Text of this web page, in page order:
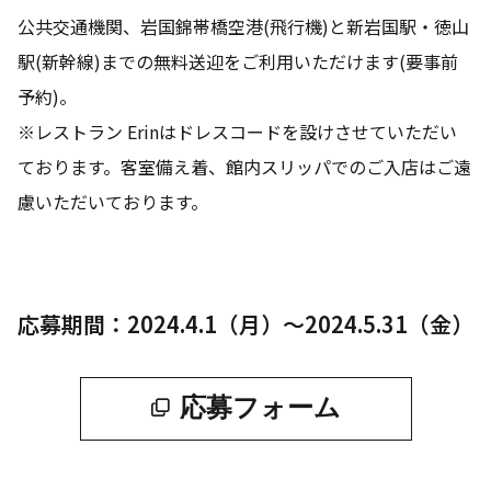
公共交通機関、岩国錦帯橋空港(飛行機)と新岩国駅・徳山
駅(新幹線)までの無料送迎をご利用いただけます(要事前
予約)。
※レストラン Erinはドレスコードを設けさせていただい
ております。客室備え着、館内スリッパでのご入店はご遠
慮いただいております。
応募期間：2024.4.1（月）～2024.5.31（金）
応募フォーム